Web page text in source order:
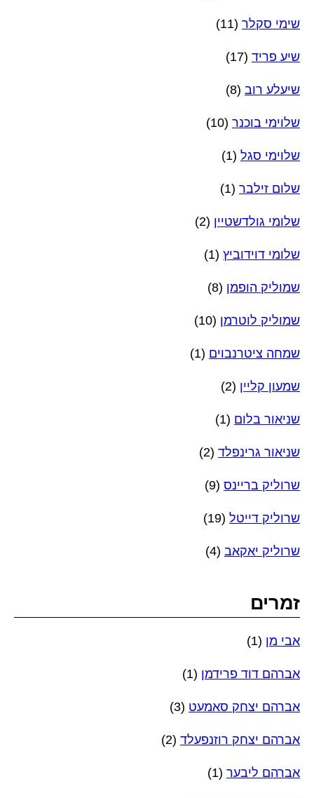
שימי סקלר (11)
שיע פריד (17)
שיעלע רוב (8)
שלוימי בוכנר (10)
שלוימי סגל (1)
שלום זילבר (1)
שלומי גולדשטיין (2)
שלומי דוידוביץ (1)
שמוליק הופמן (8)
שמוליק לוטרמן (10)
שמחה ציטרנבוים (1)
שמעון קליין (2)
שניאור בלום (1)
שניאור גרינפלד (2)
שרוליק בריינס (9)
שרוליק דייטל (19)
שרוליק יאקאב (4)
זמרים
אבי מן (1)
אברהם דוד פרידמן (1)
אברהם יצחק סאמעט (3)
אברהם יצחק רוזנפעלד (2)
אברהם ליבער (1)